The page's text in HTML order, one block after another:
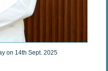
on 14th Sept. 2025